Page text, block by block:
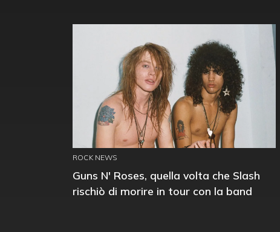
ROCK NEWS
Guns N' Roses, quella volta che Slash
rischiò di morire in tour con la band